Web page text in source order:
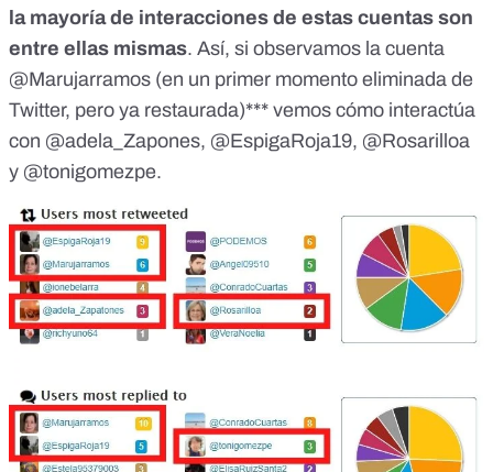
la mayoría de interacciones de estas cuentas son
entre ellas mismas. Así, si observamos la cuenta
@Marujarramos (en un primer momento eliminada de
Twitter, pero ya restaurada)*** vemos cómo interactúa
con @adela_Zapones, @EspigaRoja19, @Rosarilloa
y @tonigomezpe.